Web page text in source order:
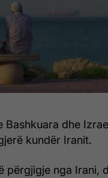
Bashkuara dhe
kundër Iranit.
përgjigje nga Irani,